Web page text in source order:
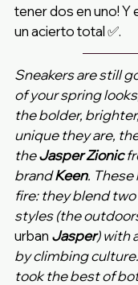
tener dos en uno! Y
un acierto total ✅.
Sneakers are still
of your spring
the bolder,
unique they are,
the Jasper Zionic
brand Keen. These
fire: they blend two
styles (the
urban Jasper) with
by climbing
took the best of